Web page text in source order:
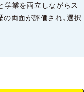
学業を両立しながらス
両面が評価され、選択